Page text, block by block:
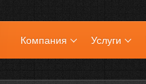
Компания Услуги